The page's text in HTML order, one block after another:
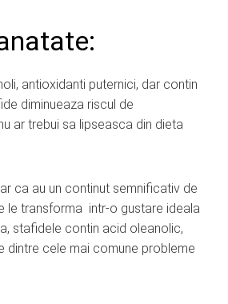
antioxidanti puternici, dar contin
diminueaza riscul de
ar trebui sa lipseasca din dieta
ca au un continut semnificativ de
le transforma intr-o gustare ideala
stafidele contin acid oleanolic,
dintre cele mai comune probleme